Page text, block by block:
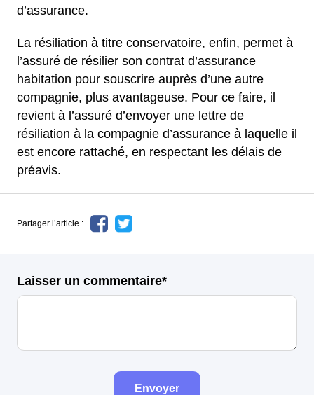
d’assurance.
La résiliation à titre conservatoire, enfin, permet à
l’assuré de résilier son contrat d’assurance
habitation pour souscrire auprès d’une autre
compagnie, plus avantageuse. Pour ce faire, il
revient à l’assuré d’envoyer une lettre de
résiliation à la compagnie d’assurance à laquelle il
est encore rattaché, en respectant les délais de
préavis.
Partager l’article :
Laisser un commentaire*
Envoyer